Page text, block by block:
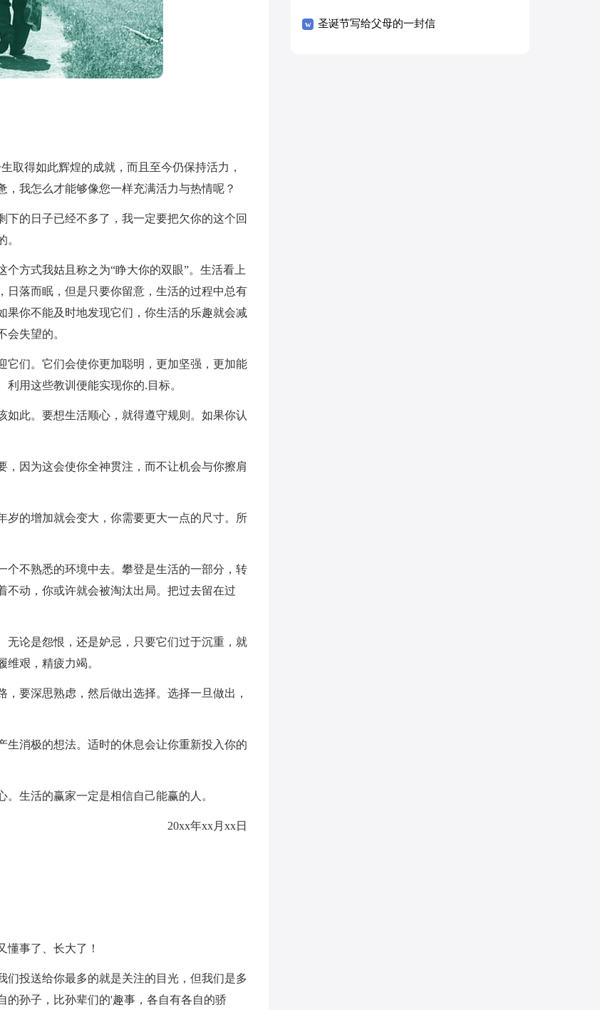
得如此辉煌的成就，而且至今仍保持活力，
我怎么才能够像您一样充满活力与热情呢？
的日子已经不多了，我一定要把欠你的这个回
方式我姑且称之为“睁大你的双眼”。生活看上
落而眠，但是只要你留意，生活的过程中总有
你不能及时地发现它们，你生活的乐趣就会减
失望的。
们。它们会使你更加聪明，更加坚强，更加能
用这些教训便能实现你的.目标。
此。要想生活顺心，就得遵守规则。如果你认
因为这会使你全神贯注，而不让机会与你擦肩
的增加就会变大，你需要更大一点的尺寸。所
不熟悉的环境中去。攀登是生活的一部分，转
不动，你或许就会被淘汰出局。把过去留在过
论是怨恨，还是妒忌，只要它们过于沉重，就
艰，精疲力竭。
要深思熟虑，然后做出选择。选择一旦做出，
消极的想法。适时的休息会让你重新投入你的
生活的赢家一定是相信自己能赢的人。
20xx年xx月xx日
事了、长大了！
投送给你最多的就是关注的目光，但我们是多
的孙子，比孙辈们的'趣事，各自有各自的骄
圣诞节写给父母的一封信